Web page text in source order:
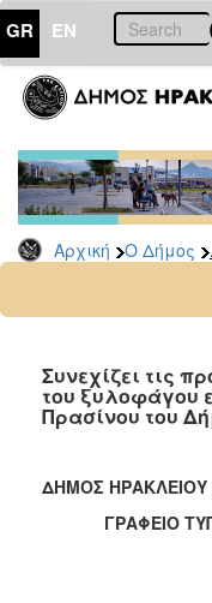
GR EN
Αρχική Ο Δήμος
ΔΗΜΟΣ
Δελτία
Τύπου
Αρχείο
2026
2024
2022
Συνεχίζει τις
του ξυλοφάγου
Πρασίνου του
ΔΗΜΟΣ ΗΡΑΚΛΕΙΟΥ
ΓΡΑΦΕΙΟ